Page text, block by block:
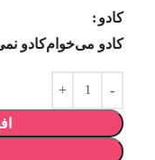
کادو
کادو می‌خوامکادو